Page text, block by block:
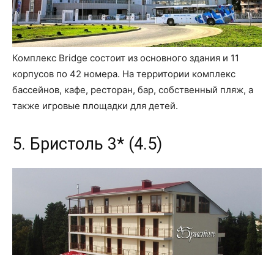
Комплекс Bridge состоит из основного здания и 11
корпусов по 42 номера. На территории комплекс
бассейнов, кафе, ресторан, бар, собственный пляж, а
также игровые площадки для детей.
5. Бристоль 3* (4.5)